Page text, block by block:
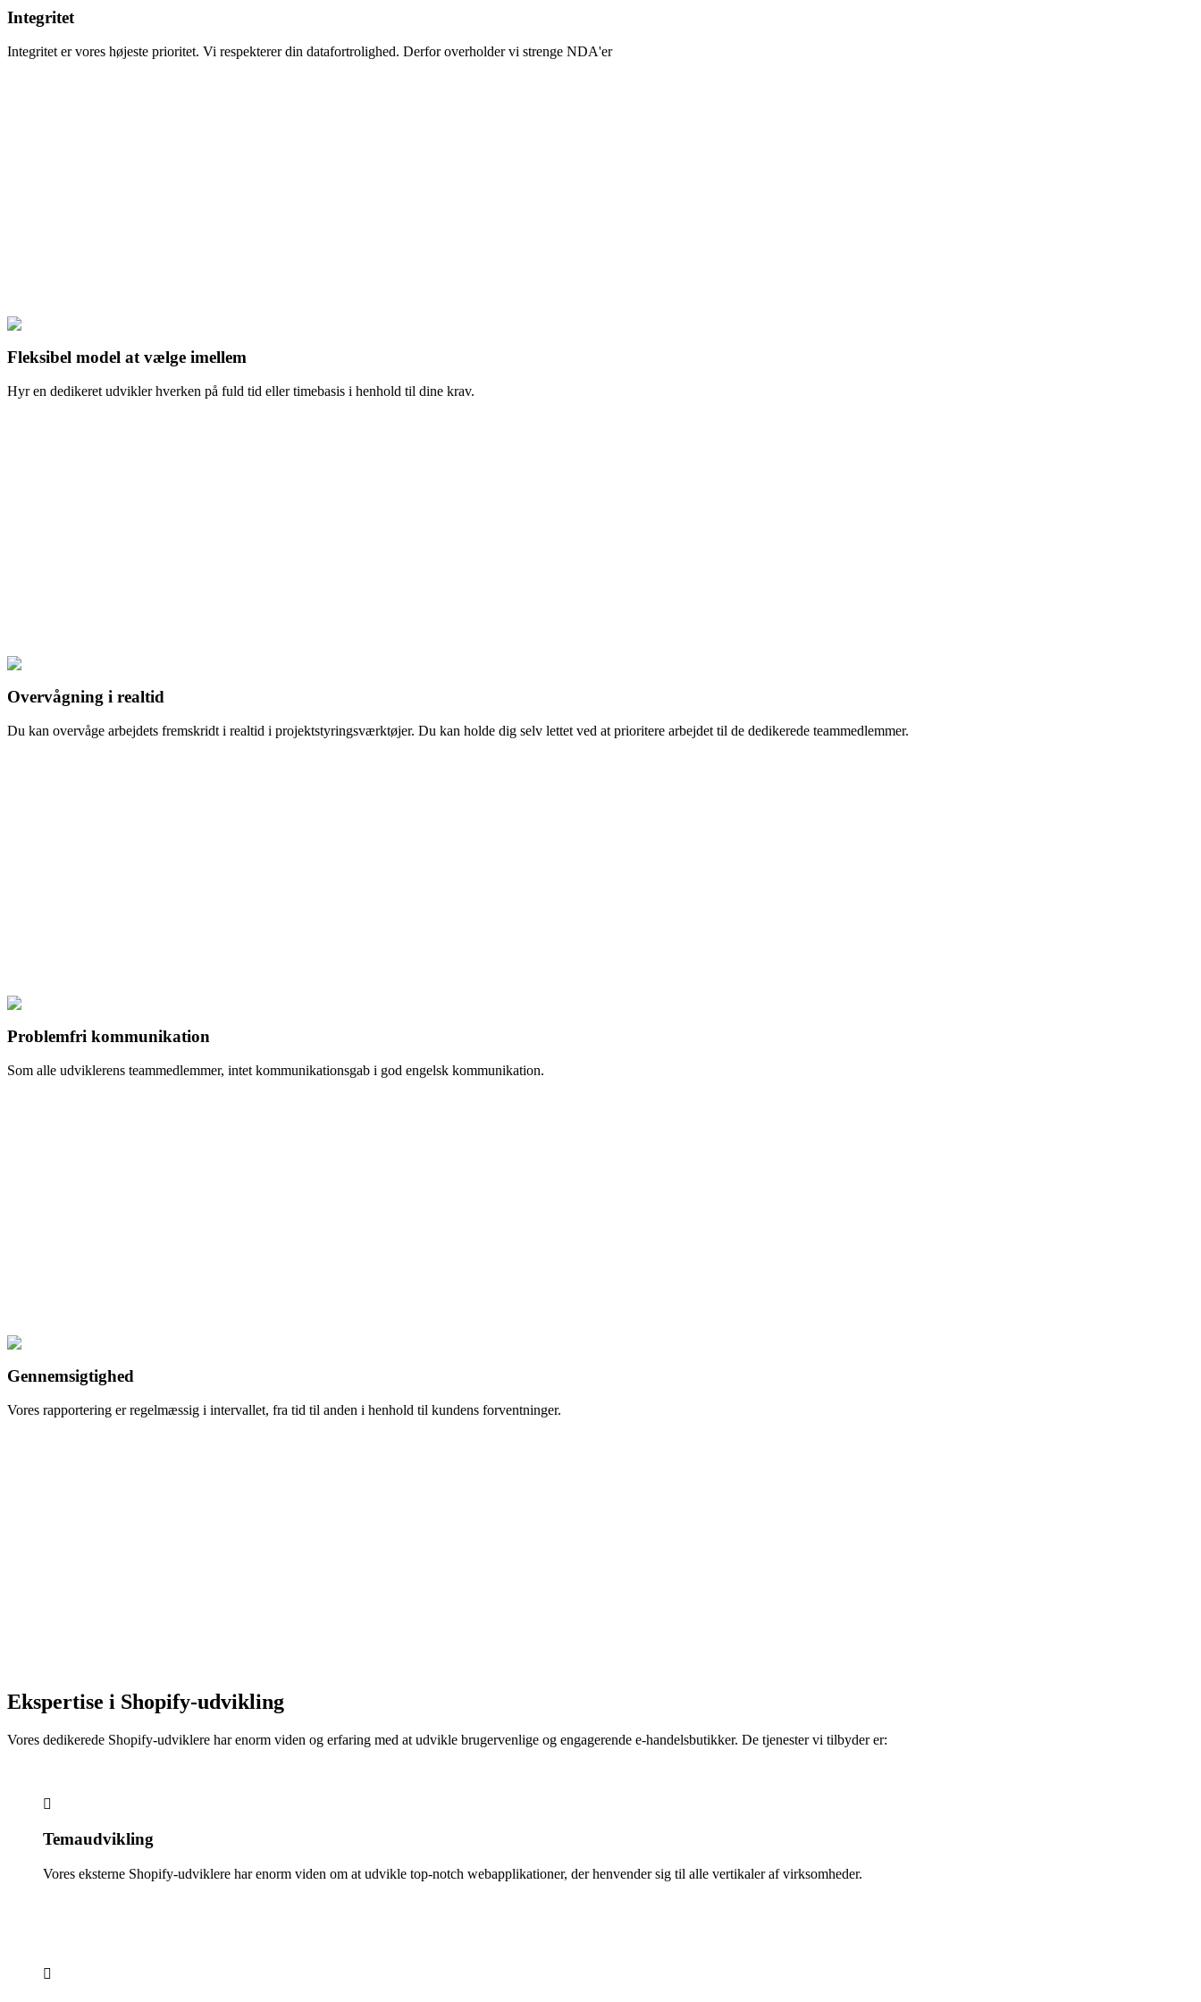
Integritet
Integritet er vores højeste prioritet. Vi respekterer din datafortrolighed. Derfor overholder vi strenge NDA'er
Fleksibel model at vælge imellem
Hyr en dedikeret udvikler hverken på fuld tid eller timebasis i henhold til dine krav.
Overvågning i realtid
Du kan overvåge arbejdets fremskridt i realtid i projektstyringsværktøjer. Du kan holde dig selv lettet ved at prioritere arbejdet til de dedikerede teammedlemmer.
Problemfri kommunikation
Som alle udviklerens teammedlemmer, intet kommunikationsgab i god engelsk kommunikation.
Gennemsigtighed
Vores rapportering er regelmæssig i intervallet, fra tid til anden i henhold til kundens forventninger.
Ekspertise i Shopify-udvikling
Vores dedikerede Shopify-udviklere har enorm viden og erfaring med at udvikle brugervenlige og engagerende e-handelsbutikker. De tjenester vi tilbyder er:
Temaudvikling
Vores eksterne Shopify-udviklere har enorm viden om at udvikle top-notch webapplikationer, der henvender sig til alle vertikaler af virksomheder.